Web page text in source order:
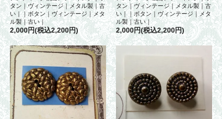
タン｜ヴィンテージ｜メタル製｜古
い｜｜ボタン｜ヴィンテージ｜メタ
ル製｜古い｜
2,000円(税込2,200円)
タン｜ヴィンテージ｜メタル製｜古
い｜｜ボタン｜ヴィンテージ｜メタ
ル製｜古い｜
2,000円(税込2,200円)